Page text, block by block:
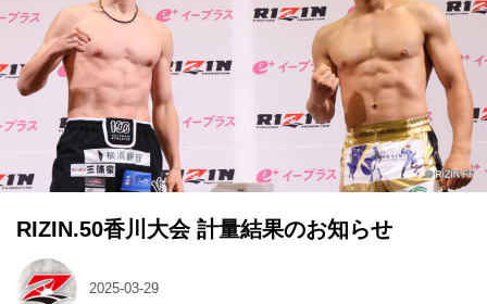
RIZIN.50香川大会 計量結果のお知らせ
2025-03-29